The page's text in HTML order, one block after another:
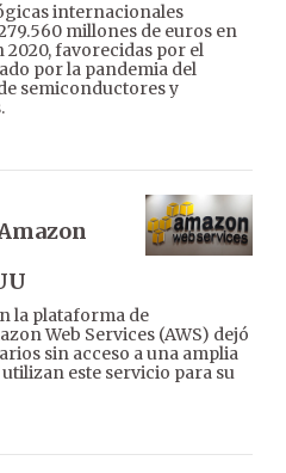
internacionales
millones de euros en
2020, favorecidas por el
por la pandemia del
semiconductores y
la plataforma de
Web Services (AWS) dejó
sin acceso a una amplia
este servicio para su